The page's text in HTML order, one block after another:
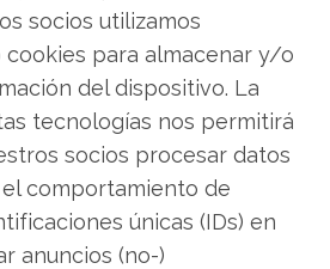
socios utilizamos
para almacenar y/o
del dispositivo. La
tecnologías nos permitirá
socios procesar datos
comportamiento de
únicas (IDs) en
anuncios (no-)
LinkedIn
Copiar enlace